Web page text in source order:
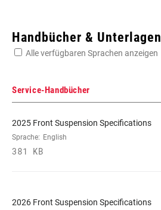
SCHUTZBLECH-
KOMPATIBILITÄT
Handbücher & Unterlagen
Alle verfügbaren Sprachen anzeigen
Service-Handbücher
2025 Front Suspension Specifications
Sprache: English
381 KB
2026 Front Suspension Specifications